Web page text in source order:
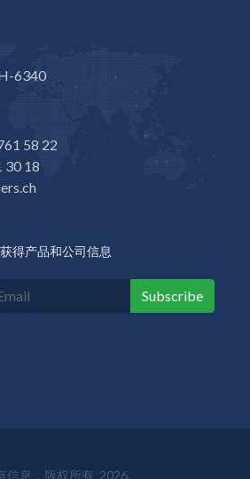
6340
58 22
30 18
得产品和公司信息
Subscribe
信息，版权所有 2026.